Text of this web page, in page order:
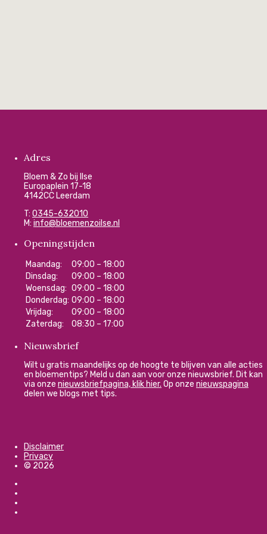
Adres
Bloem & Zo bij Ilse
Europaplein 17-18
4142CC Leerdam
T: 0345-632010
M: info@bloemenzoilse.nl
Openingstijden
Maandag:
09:00 – 18:00
Dinsdag:
09:00 – 18:00
Woensdag: 09:00 – 18:00
Donderdag: 09:00 – 18:00
Vrijdag:
09:00 – 18:00
Zaterdag:
08:30 – 17:00
Nieuwsbrief
Wilt u gratis maandelijks op de hoogte te blijven van alle acties
en bloementips? Meld u dan aan voor onze nieuwsbrief. Dit kan
via onze nieuwsbriefpagina, klik hier. Op onze nieuwspagina
delen we blogs met tips.
Disclaimer
Privacy
© 2026